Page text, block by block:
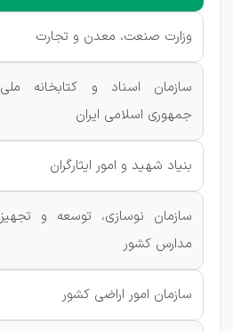
وزارت صنعت، معدن و تجارت
سازمان اسناد و کتابخانه ملی
جمهوری اسلامی ایران
بنیاد شهید و امور ایثارگران
سازمان نوسازی، توسعه و تجهیز
مدارس کشور
سازمان امور اراضی کشور